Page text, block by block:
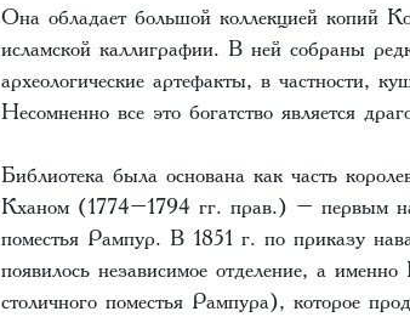
Она обладает большой коллекцией копий
исламской каллиграфии. В ней собраны
археологические артефакты, в частности,
Несомненно все это богатство является
Библиотека была основана как часть
Кханом (1774–1794 гг. прав.) – первым
поместья Рампур. В 1851 г. по приказу
появилось независимое отделение, а
столичного поместья Рампура), которое